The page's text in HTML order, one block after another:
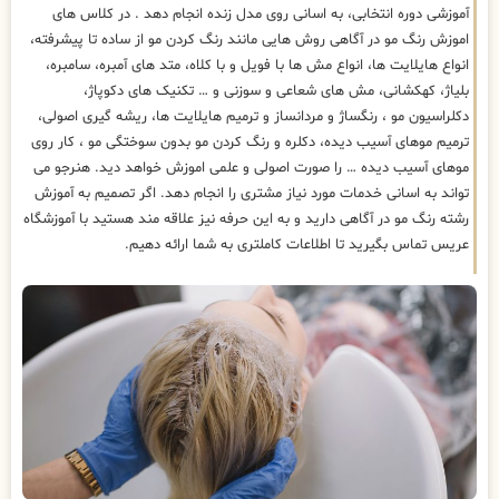
آموزشی دوره انتخابی، به اسانی روی مدل زنده انجام دهد . در کلاس های
اموزش رنگ مو در آگاهی روش هایی مانند رنگ کردن مو از ساده تا پیشرفته،
انواع هایلایت ها، انواع مش ها با فویل و با کلاه، متد های آمبره، سامبره،
بلیاژ، کهکشانی، مش های شعاعی و سوزنی و … تکنیک های دکوپاژ،
دکلراسیون مو ، رنگساژ و مردانساز و ترمیم هایلایت ها، ریشه گیری اصولی،
ترمیم موهای آسیب دیده، دکلره و رنگ کردن مو بدون سوختگی مو ، کار روی
موهای آسیب دیده … را صورت اصولی و علمی اموزش خواهد دید. هنرجو می
تواند به اسانی خدمات مورد نیاز مشتری را انجام دهد. اگر تصمیم به آموزش
رشته رنگ مو در آگاهی دارید و به این حرفه نیز علاقه مند هستید با آموزشگاه
عریس تماس بگیرید تا اطلاعات کاملتری به شما ارائه دهیم.